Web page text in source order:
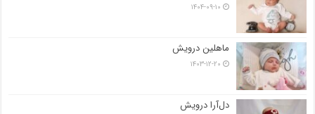
۱۴۰۴-۰۹-۱۰
ماهلین درویش
۱۴۰۳-۱۲-۲۰
دل‌آرا درویش